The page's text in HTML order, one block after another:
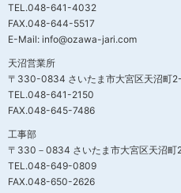
TEL.048-641-4032
FAX.048-644-5517
E-Mail: info@ozawa-jari.com
天沼営業所
〒330-0834 さいたま市大宮区天沼町
TEL.048-641-2150
FAX.048-645-7486
工事部
〒330－0834 さいたま市大宮区天沼町
TEL.048-649-0809
FAX.048-650-2626